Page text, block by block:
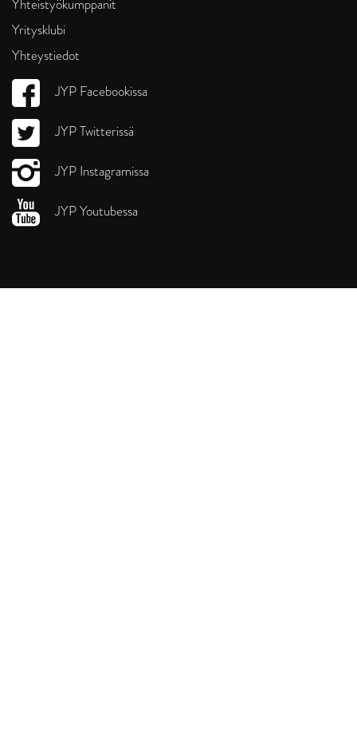
Yhteistyökumppanit
Yritysklubi
Yhteystiedot
JYP Facebookissa
JYP Twitterissä
JYP Instagramissa
JYP Youtubessa